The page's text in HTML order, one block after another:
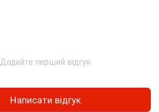
Додайте перший відгук
Написати відгук